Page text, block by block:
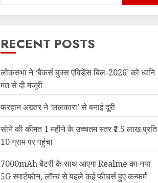
RECENT POSTS
लोकसभा ने ‘बैंकर्स बुक्स एविडेंस बिल-2026’ को ध्वनि
मत से दी मंजूरी
फरहान अख्तर ने ‘ललकारा’ से बनाई दूरी
सोने की कीमत 1 महीने के उच्चतम स्तर ₹1.5 लाख प्रति
10 ग्राम पर पहुंचा
7000mAh बैटरी के साथ आएगा Realme का नया
5G स्मार्टफोन, लॉन्च से पहले कई फीचर्स हुए कन्फर्म